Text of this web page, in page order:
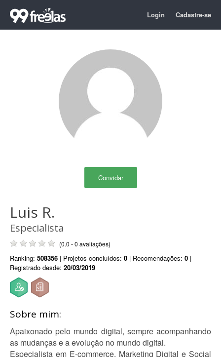
Login Cadastre-se
Convidar
Luis R.
Especialista
(0.0 - 0 avaliações)
Ranking: 508356 | Projetos concluídos: 0 | Recomendações: 0 |
Registrado desde: 20/03/2019
Sobre mim:
Apaixonado pelo mundo digital, sempre acompanhando
as mudanças e a evolução no mundo digital.
Especialista em E-commerce, Marketing Digital e Social